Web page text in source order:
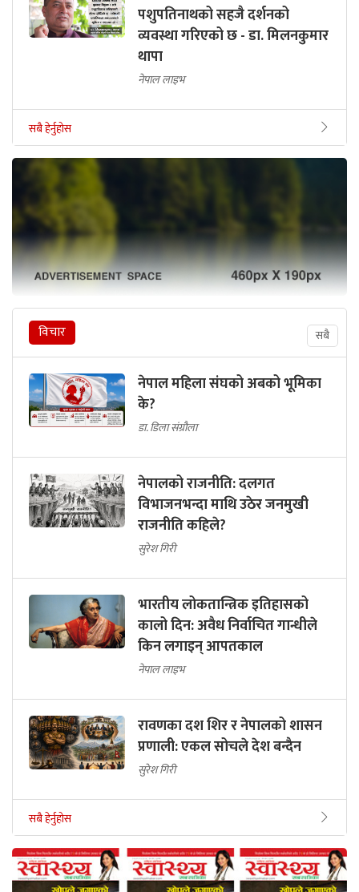
पशुपतिनाथको सहजै दर्शनको
व्यवस्था गरिएको छ - डा. मिलनकुमार
थापा
नेपाल लाइभ
सबै हेर्नुहोस
विचार सबै
नेपाल महिला संघको अबको भूमिका
के?
डा. डिला संग्रौला
नेपालको राजनीति: दलगत
विभाजनभन्दा माथि उठेर जनमुखी
राजनीति कहिले?
सुरेश गिरी
भारतीय लोकतान्त्रिक इतिहासको
कालो दिन: अवैध निर्वाचित गान्धीले
किन लगाइन् आपतकाल
नेपाल लाइभ
रावणका दश शिर र नेपालको शासन
प्रणाली: एकल सोचले देश बन्दैन
सुरेश गिरी
सबै हेर्नुहोस